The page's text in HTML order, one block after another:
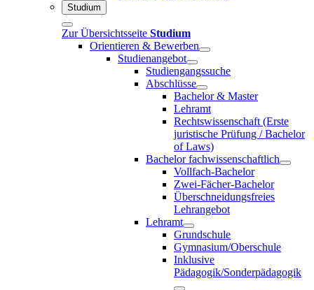
Studium
Zur Übersichtsseite Studium
Orientieren & Bewerben
Studienangebot
Studiengangssuche
Abschlüsse
Bachelor & Master
Lehramt
Rechtswissenschaft (Erste
juristische Prüfung / Bachelor
of Laws)
Bachelor fachwissenschaftlich
Vollfach-Bachelor
Zwei-Fächer-Bachelor
Überschneidungsfreies
Lehrangebot
Lehramt
Grundschule
Gymnasium/Oberschule
Inklusive
Pädagogik/Sonderpädagogik